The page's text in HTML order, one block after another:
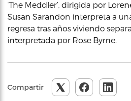
‘The Meddler’, dirigida por
Susan Sarandon interpreta a
regresa tras años viviendo
interpretada por Rose Byrne.
Compartir